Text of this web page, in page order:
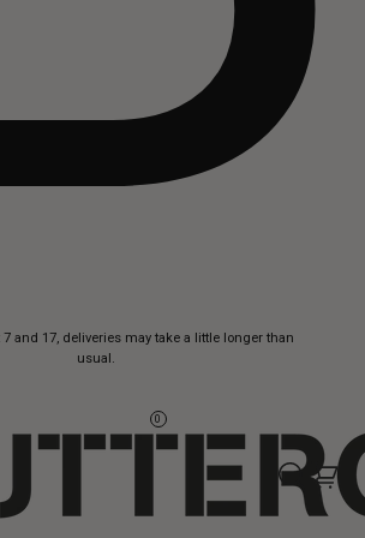
and 17, deliveries may take a little longer than
usual.
0